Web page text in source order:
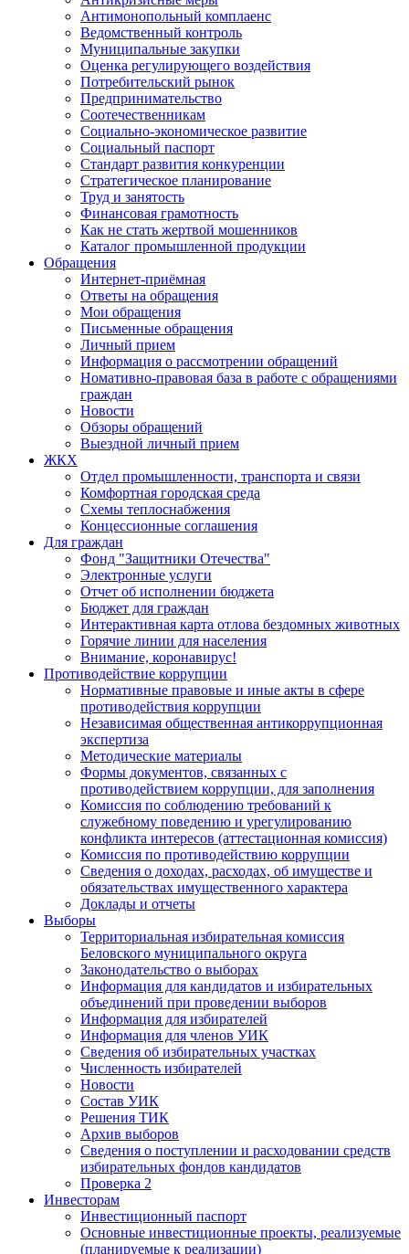
Антимонопольный комплаенс
Ведомственный контроль
Муниципальные закупки
Оценка регулирующего воздействия
Потребительский рынок
Предпринимательство
Соотечественникам
Социально-экономическое развитие
Социальный паспорт
Стандарт развития конкуренции
Стратегическое планирование
Труд и занятость
Финансовая грамотность
Как не стать жертвой мошенников
Каталог промышленной продукции
Обращения
Интернет-приёмная
Ответы на обращения
Мои обращения
Письменные обращения
Личный прием
Информация о рассмотрении обращений
Номативно-правовая база в работе с обращениями
граждан
Новости
Обзоры обращений
Выездной личный прием
ЖКХ
Отдел промышленности, транспорта и связи
Комфортная городская среда
Схемы теплоснабжения
Концессионные соглашения
Для граждан
Фонд "Защитники Отечества"
Электронные услуги
Отчет об исполнении бюджета
Бюджет для граждан
Интерактивная карта отлова бездомных животных
Горячие линии для населения
Внимание, коронавирус!
Противодействие коррупции
Нормативные правовые и иные акты в сфере
противодействия коррупции
Независимая общественная антикоррупционная
экспертиза
Методические материалы
Формы документов, связанных с
противодействием коррупции, для заполнения
Комиссия по соблюдению требований к
служебному поведению и урегулированию
конфликта интересов (аттестационная комиссия)
Комиссия по противодействию коррупции
Сведения о доходах, расходах, об имуществе и
обязательствах имущественного характера
Доклады и отчеты
Выборы
Территориальная избирательная комиссия
Беловского муниципального округа
Законодательство о выборах
Информация для кандидатов и избирательных
объединений при проведении выборов
Информация для избирателей
Информация для членов УИК
Сведения об избирательных участках
Численность избирателей
Новости
Состав УИК
Решения ТИК
Архив выборов
Сведения о поступлении и расходовании средств
избирательных фондов кандидатов
Проверка 2
Инвесторам
Инвестиционный паспорт
Основные инвестиционные проекты, реализуемые
(планируемые к реализации)